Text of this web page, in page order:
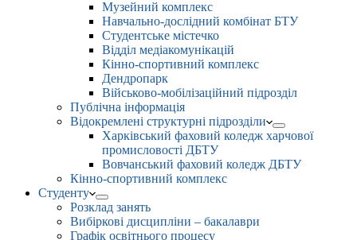
Музейний комплекс
Навчально-дослідний комбінат БТУ
Студентське містечко
Відділ медіакомунікацій
Кінно-спортивний комплекс
Дендропарк
Військово-мобілізаційний підрозділ
Публічна інформація
Відокремлені структурні підрозділи
Харківський фаховий коледж харчової
промисловості ДБТУ
Вовчанський фаховий коледж ДБТУ
Кінно-спортивний комплекс
Студенту
Розклад занять
Вибіркові дисципліни – бакалаври
Графік освітнього процесу